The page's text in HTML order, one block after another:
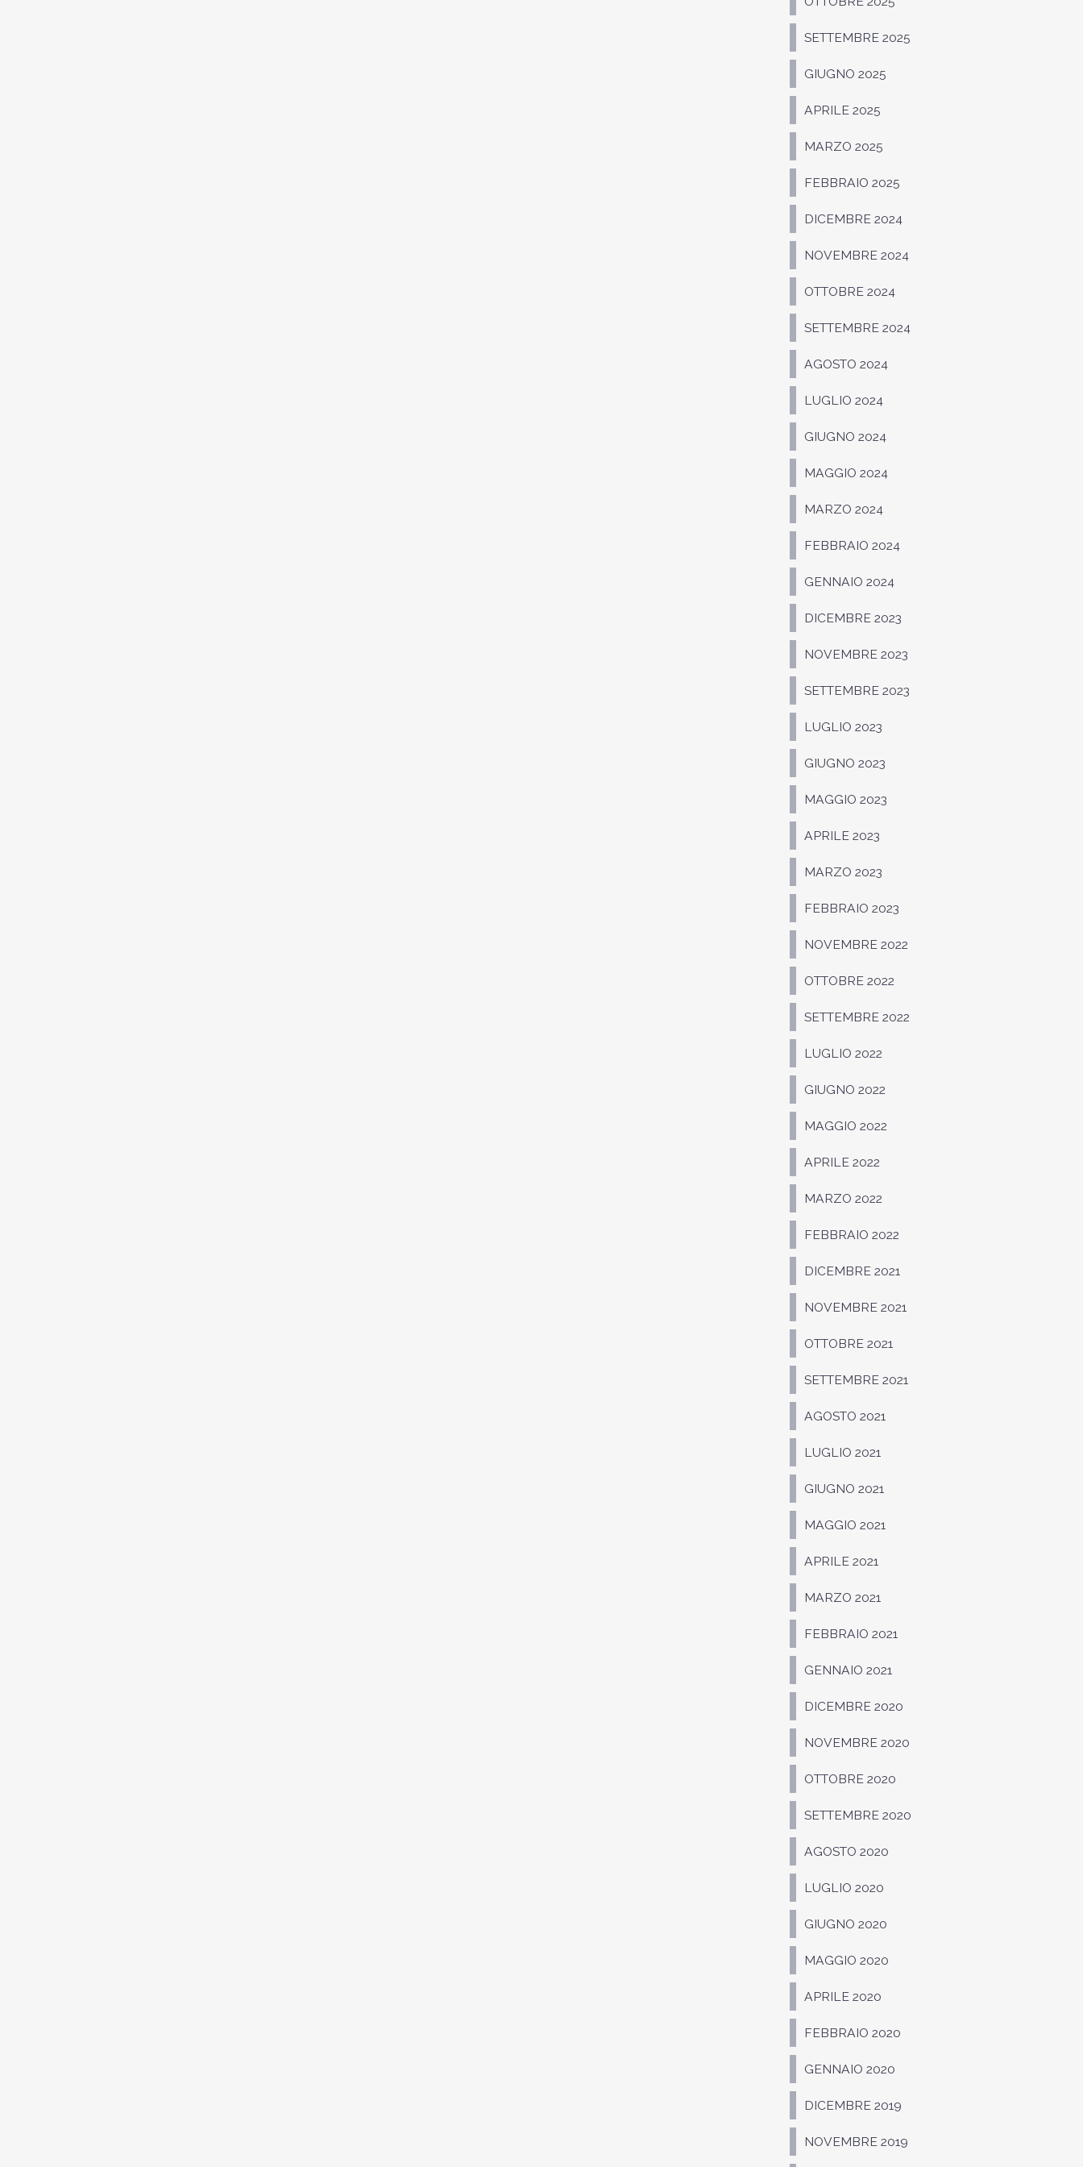
SETTEMBRE 2025
GIUGNO 2025
APRILE 2025
MARZO 2025
FEBBRAIO 2025
DICEMBRE 2024
NOVEMBRE 2024
OTTOBRE 2024
SETTEMBRE 2024
AGOSTO 2024
LUGLIO 2024
GIUGNO 2024
MAGGIO 2024
MARZO 2024
FEBBRAIO 2024
GENNAIO 2024
DICEMBRE 2023
NOVEMBRE 2023
SETTEMBRE 2023
LUGLIO 2023
GIUGNO 2023
MAGGIO 2023
APRILE 2023
MARZO 2023
FEBBRAIO 2023
NOVEMBRE 2022
OTTOBRE 2022
SETTEMBRE 2022
LUGLIO 2022
GIUGNO 2022
MAGGIO 2022
APRILE 2022
MARZO 2022
FEBBRAIO 2022
DICEMBRE 2021
NOVEMBRE 2021
OTTOBRE 2021
SETTEMBRE 2021
AGOSTO 2021
LUGLIO 2021
GIUGNO 2021
MAGGIO 2021
APRILE 2021
MARZO 2021
FEBBRAIO 2021
GENNAIO 2021
DICEMBRE 2020
NOVEMBRE 2020
OTTOBRE 2020
SETTEMBRE 2020
AGOSTO 2020
LUGLIO 2020
GIUGNO 2020
MAGGIO 2020
APRILE 2020
FEBBRAIO 2020
GENNAIO 2020
DICEMBRE 2019
NOVEMBRE 2019